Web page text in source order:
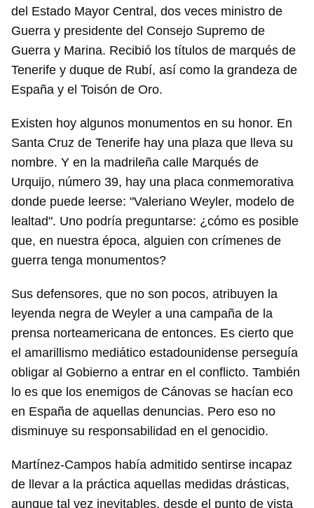
del Estado Mayor Central, dos veces ministro de
Guerra y presidente del Consejo Supremo de
Guerra y Marina. Recibió los títulos de marqués de
Tenerife y duque de Rubí, así como la grandeza de
España y el Toisón de Oro.
Existen hoy algunos monumentos en su honor. En
Santa Cruz de Tenerife hay una plaza que lleva su
nombre. Y en la madrileña calle Marqués de
Urquijo, número 39, hay una placa conmemorativa
donde puede leerse: "Valeriano Weyler, modelo de
lealtad". Uno podría preguntarse: ¿cómo es posible
que, en nuestra época, alguien con crímenes de
guerra tenga monumentos?
Sus defensores, que no son pocos, atribuyen la
leyenda negra de Weyler a una campaña de la
prensa norteamericana de entonces. Es cierto que
el amarillismo mediático estadounidense perseguía
obligar al Gobierno a entrar en el conflicto. También
lo es que los enemigos de Cánovas se hacían eco
en España de aquellas denuncias. Pero eso no
disminuye su responsabilidad en el genocidio.
Martínez-Campos había admitido sentirse incapaz
de llevar a la práctica aquellas medidas drásticas,
aunque tal vez inevitables, desde el punto de vista